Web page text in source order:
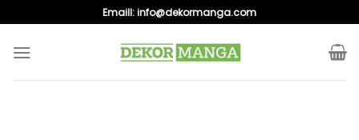
to
content
Emaill:info@dekormanga.com